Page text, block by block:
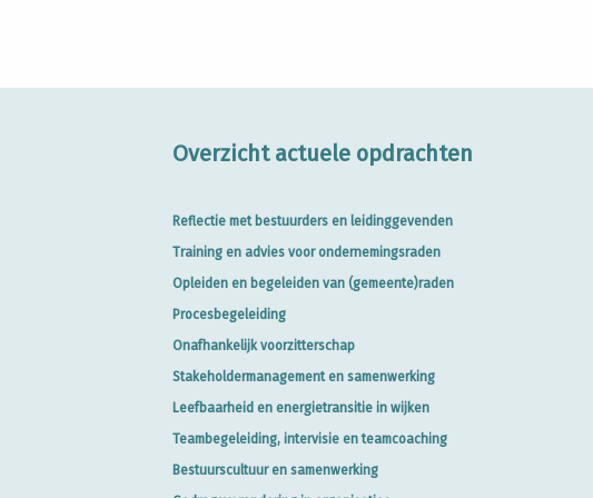
Overzicht actuele opdrachten
Reflectie met bestuurders en leidinggevenden
Training en advies voor ondernemingsraden
Opleiden en begeleiden van (gemeente)raden
Procesbegeleiding
Onafhankelijk voorzitterschap
Stakeholdermanagement en samenwerking
Leefbaarheid en energietransitie in wijken
Teambegeleiding, intervisie en teamcoaching
Bestuurscultuur en samenwerking